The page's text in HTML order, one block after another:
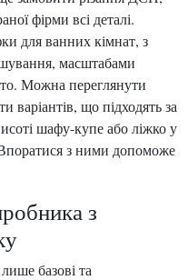
фірми всі деталі.
для ванних кімнат, з
масштабами
Можна переглянути
варіантів, що підходять за
шафу-купе або ліжко у
з ними допоможе
з
базові та